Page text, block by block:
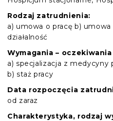
Rodzaj zatrudnienia:
a) umowa o pracę b)
działalność
Wymagania –
a) specjalizacja z medycyny
b) staż pracy
Data rozpoczęcia
od zaraz
Charakterystyka, rodzaj